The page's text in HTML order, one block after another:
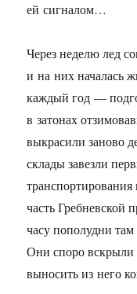
ей сигналом…
Через неделю лед
и на них началась
каждый год —
в затонах
выкрасили заново
склады завезли
часть Гребневской
часу пополудни
Они споро вскрыли
выносить из него